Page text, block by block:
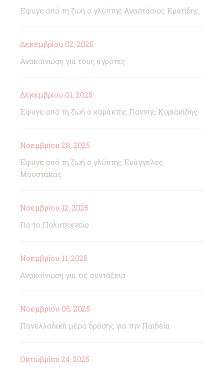
Έφυγε από τη ζωή ο γλύπτης Αναστάσιος Κρατίδης
Δεκεμβρίου 02, 2025
Ανακοίνωση για τους αγρότες
Δεκεμβρίου 01, 2025
Έφυγε από τη ζωή ο χαράκτης Γιάννης Κυριακίδης
Νοεμβρίου 28, 2025
Έφυγε από τη ζωή ο γλύπτης Ευάγγελος
Μουστάκας
Νοεμβρίου 12, 2025
Για το Πολυτεχνείο
Νοεμβρίου 11, 2025
Ανακοίνωση για τις συντάξεισ
Νοεμβρίου 05, 2025
Πανελλαδική μέρα δράσης για την Παιδεία
Οκτωβρίου 24, 2025